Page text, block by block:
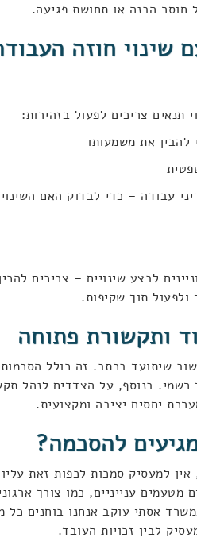
חוסר הבנה או תחושת פגיעה.
שינוי חוזה
תנאים צריכים לפעול בזהירות:
את משמעותו
עבודה – כדי לבדוק האם
לבצע שינויים – צריכים
תוך שקיפות.
ותקשורת פתוחה
שיתועד בכתב. זה כולל
רשמי. בנוסף, על הצדדים לנהל
יחסים יציבה ומקצועית.
להסכמה?
למעסיק סמכות לכפות זאת
מטעמים ענייניים, כמו צורך
אסתי עוקב אנחנו בוחנים כל
לבין זכויות העובד.